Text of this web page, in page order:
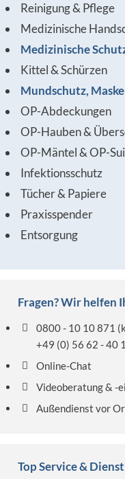
Reinigung & Pflege
Medizinische
Medizinische
Kittel & Schürzen
Mundschutz,
OP-Abdeckungen
OP-Hauben &
OP-Mäntel & OP-
Infektionsschutz
Tücher & Papiere
Praxisspender
Entsorgung
Fragen? Wir helfen
0800 - 10 10 871
+49 (0) 56 62 - 40
Online-Chat
Videoberatung & -
Außendienst vor
Top Service &